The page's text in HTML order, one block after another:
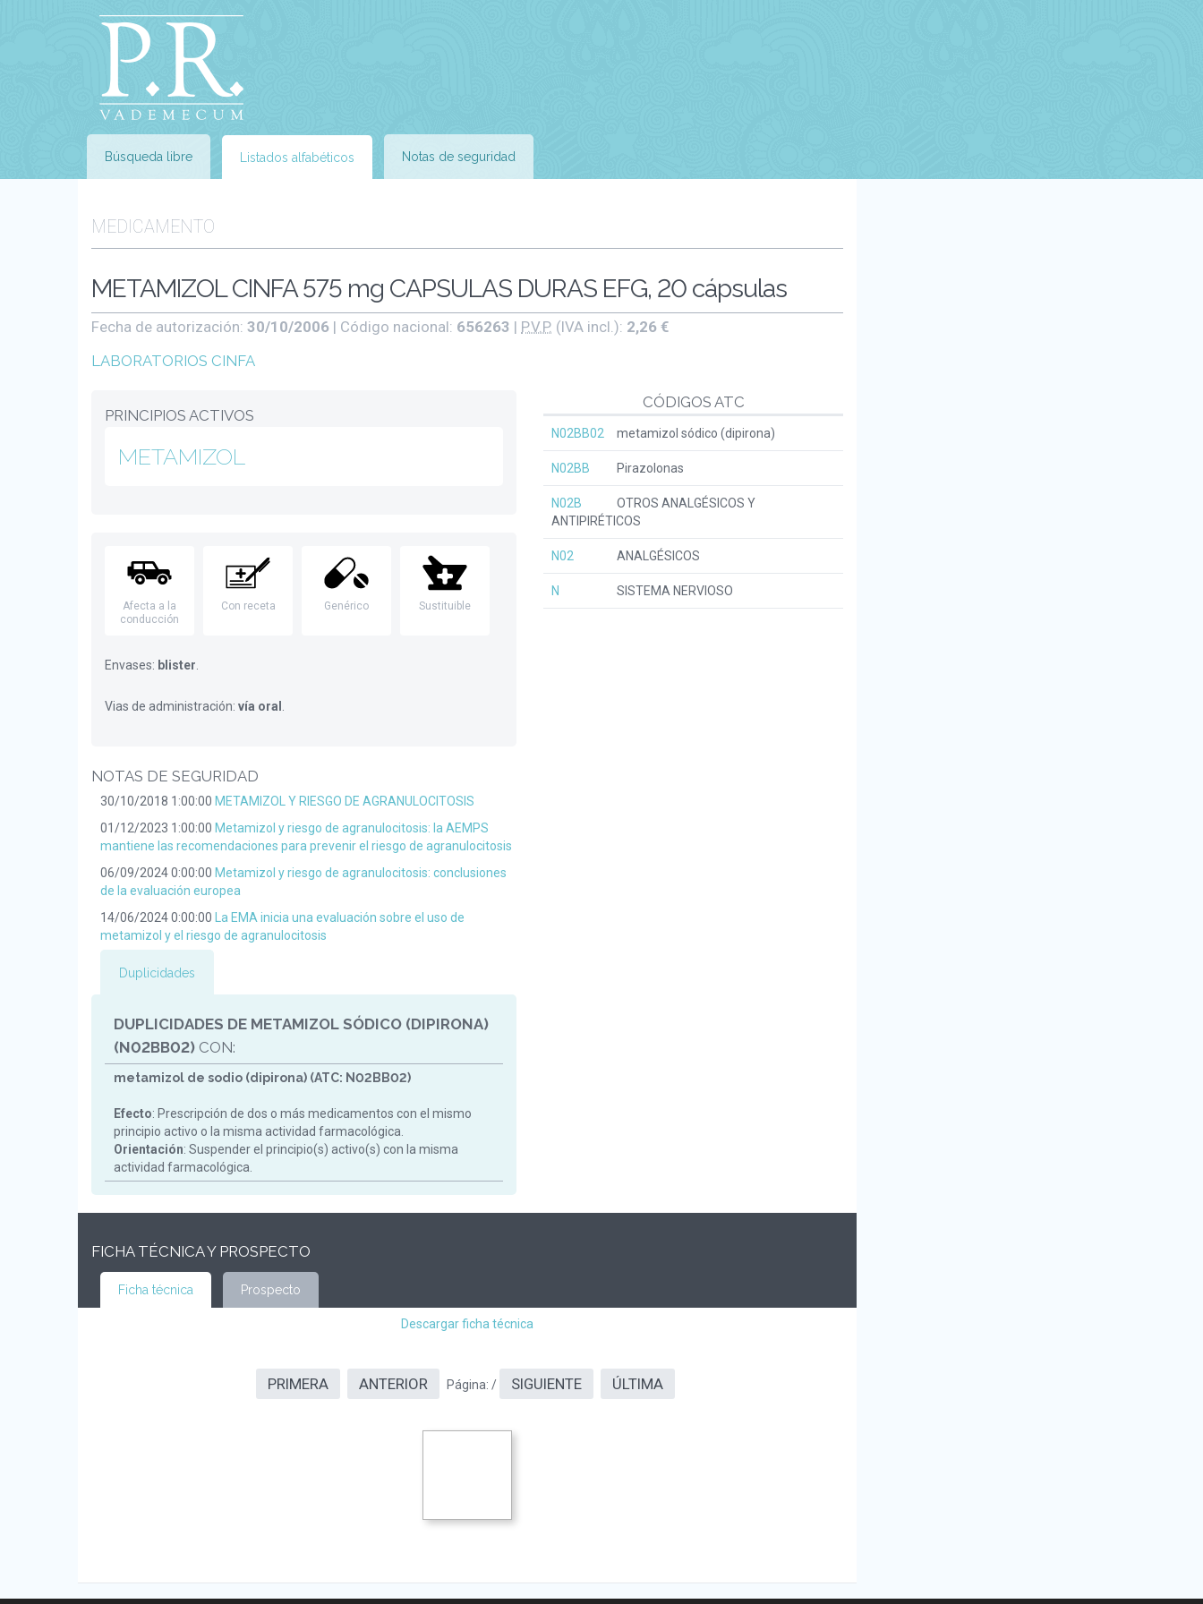
Búsqueda libre Listados alfabéticos Notas de seguridad
MEDICAMENTO
METAMIZOL CINFA 575 mg CAPSULAS DURAS EFG, 20 cápsulas
Fecha de autorización: 30/10/2006 | Código nacional: 656263 | P.V.P. (IVA incl.): 2,26 €
LABORATORIOS CINFA
CÓDIGOS ATC
N02BB02 metamizol sódico (dipirona)
N02BB Pirazolonas
N02B
OTROS ANALGÉSICOS Y
ANTIPIRÉTICOS
N02 ANALGÉSICOS
N SISTEMA NERVIOSO
PRINCIPIOS ACTIVOS
METAMIZOL
Afecta a la
conducción
Con receta Genérico Sustituible
Envases: blister
Vias de administración: vía oral
NOTAS DE SEGURIDAD
30/10/2018 1:00:00 METAMIZOL Y RIESGO DE AGRANULOCITOSIS
01/12/2023 1:00:00 Metamizol y riesgo de agranulocitosis: la AEMPS
mantiene las recomendaciones para prevenir el riesgo de agranulocitosis
06/09/2024 0:00:00 Metamizol y riesgo de agranulocitosis: conclusiones
de la evaluación europea
14/06/2024 0:00:00
La EMA inicia una evaluación sobre el uso de
metamizol y el riesgo de agranulocitosis
Duplicidades
DUPLICIDADES DE METAMIZOL SÓDICO (DIPIRONA)
(N02BB02) CON:
metamizol de sodio (dipirona) (ATC: N02BB02)
Efecto: Prescripción de dos o más medicamentos con el mismo
principio activo o la misma actividad farmacológica.
Orientación: Suspender el principio(s) activo(s) con la misma
actividad farmacológica.
FICHA TÉCNICA Y PROSPECTO
Ficha técnica Prospecto
Descargar ficha técnica
PRIMERA ANTERIOR Página: / SIGUIENTE ÚLTIMA